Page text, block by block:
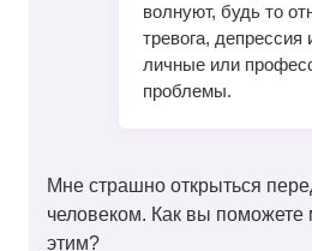
волнуют, будь то
тревога,
личные или
проблемы.
Мне страшно открыться
человеком. Как вы поможете
этим?